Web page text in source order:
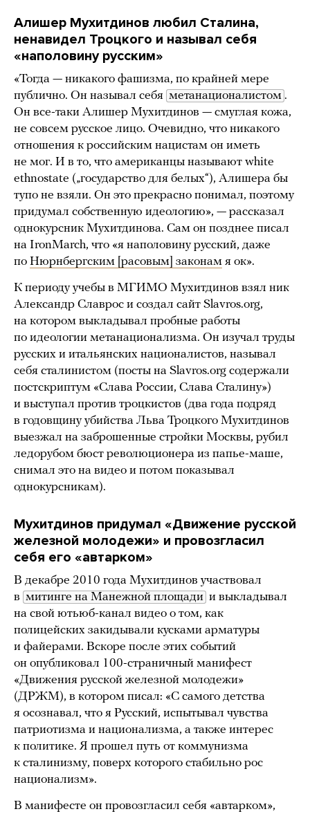
Алишер Мухитдинов любил Сталина,
ненавидел Троцкого и называл себя
«наполовину русским»
«Тогда — никакого фашизма, по крайней мере
публично. Он называл себя метанационалистом .
Он все-таки Алишер Мухитдинов — смуглая кожа,
не совсем русское лицо. Очевидно, что никакого
отношения к российским нацистам он иметь
не мог. И в то, что американцы называют white
ethnostate („государство для белых“), Алишера бы
тупо не взяли. Он это прекрасно понимал, поэтому
придумал собственную идеологию», — рассказал
однокурсник Мухитдинова. Сам он позднее писал
на IronMarch, что «я наполовину русский, даже
по Нюрнбергским [расовым] законам я ок».
К периоду учебы в МГИМО Мухитдинов взял ник
Александр Славрос и создал сайт Slavros.org,
на котором выкладывал пробные работы
по идеологии метанационализма. Он изучал труды
русских и итальянских националистов, называл
себя сталинистом (посты на Slavros.org содержали
постскриптум «Слава России, Слава Сталину»)
и выступал против троцкистов (два года подряд
в годовщину убийства Льва Троцкого Мухитдинов
выезжал на заброшенные стройки Москвы, рубил
ледорубом бюст революционера из папье-маше,
снимал это на видео и потом показывал
однокурсникам).
Мухитдинов придумал «Движение русской
железной молодежи» и провозгласил
себя его «автарком»
В декабре 2010 года Мухитдинов участвовал
в митинге на Манежной площади и выкладывал
на свой ютьюб-канал видео о том, как
полицейских закидывали кусками арматуры
и файерами. Вскоре после этих событий
он опубликовал 100-страничный манифест
«Движения русской железной молодежи»
(ДРЖМ), в котором писал: «С самого детства
я осознавал, что я Русский, испытывал чувства
патриотизма и национализма, а также интерес
к политике. Я прошел путь от коммунизма
к сталинизму, поверх которого стабильно рос
национализм».
В манифесте он провозгласил себя «автарком»,